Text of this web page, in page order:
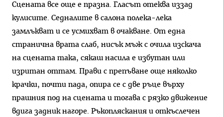
Сцената все още е празна. Гласът отеква иззад
кулисите. Седналите в салона полека-лека
замлъкват и се усмихват в очакване. От една
странична врата слаб, нисък мъж с очила изскача
на сцената така, сякаш насила е избутан или
изритан оттам. Прави с препъване още няколко
крачки, почти пада, опира се с две ръце върху
прашния под на сцената и тогава с рязко движение
вдига задник нагоре. Ръкопляскания и откъслечен